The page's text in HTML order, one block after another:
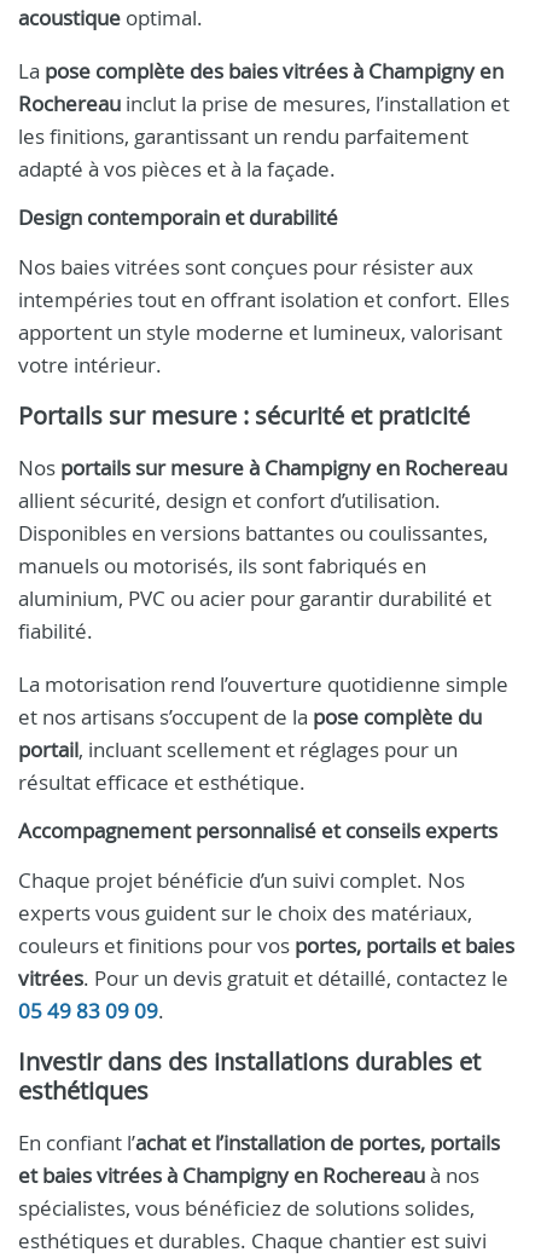
acoustique optimal.
La pose complète des baies vitrées à Champigny en
Rochereau inclut la prise de mesures, l’installation et
les finitions, garantissant un rendu parfaitement
adapté à vos pièces et à la façade.
Design contemporain et durabilité
Nos baies vitrées sont conçues pour résister aux
intempéries tout en offrant isolation et confort. Elles
apportent un style moderne et lumineux, valorisant
votre intérieur.
Portails sur mesure : sécurité et praticité
Nos portails sur mesure à Champigny en Rochereau
allient sécurité, design et confort d’utilisation.
Disponibles en versions battantes ou coulissantes,
manuels ou motorisés, ils sont fabriqués en
aluminium, PVC ou acier pour garantir durabilité et
fiabilité.
La motorisation rend l’ouverture quotidienne simple
et nos artisans s’occupent de la pose complète du
portail, incluant scellement et réglages pour un
résultat efficace et esthétique.
Accompagnement personnalisé et conseils experts
Chaque projet bénéficie d’un suivi complet. Nos
experts vous guident sur le choix des matériaux,
couleurs et finitions pour vos portes, portails et baies
vitrées. Pour un devis gratuit et détaillé, contactez le
05 49 83 09 09.
Investir dans des installations durables et
esthétiques
En confiant l’achat et l’installation de portes, portails
et baies vitrées à Champigny en Rochereauà nos
spécialistes, vous bénéficiez de solutions solides,
esthétiques et durables. Chaque chantier est suivi